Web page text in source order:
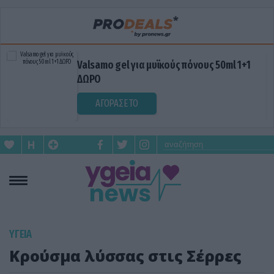
Valsamo gel για μυϊκούς πόνους 50ml 1+1
ΔΩΡΟ
ΑΓΟΡΑΣΕ ΤΟ
ΥΓΕΙΑ
Κρούσμα λύσσας στις Σέρρες